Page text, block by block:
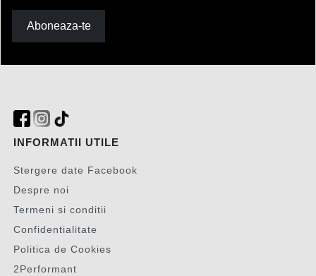
Aboneaza-te
INFORMATII UTILE
Stergere date Facebook
Despre noi
Termeni si conditii
Confidentialitate
Politica de Cookies
2Performant